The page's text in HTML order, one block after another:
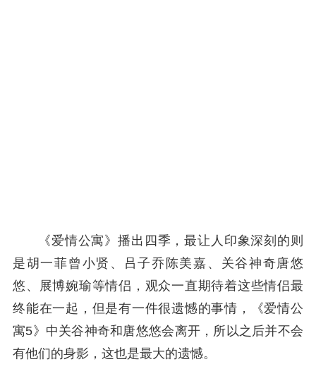
《爱情公寓》播出四季，最让人印象深刻的则
是胡一菲曾小贤、吕子乔陈美嘉、关谷神奇唐悠
悠、展博婉瑜等情侣，观众一直期待着这些情侣最
终能在一起，但是有一件很遗憾的事情，《爱情公
寓5》中关谷神奇和唐悠悠会离开，所以之后并不会
有他们的身影，这也是最大的遗憾。